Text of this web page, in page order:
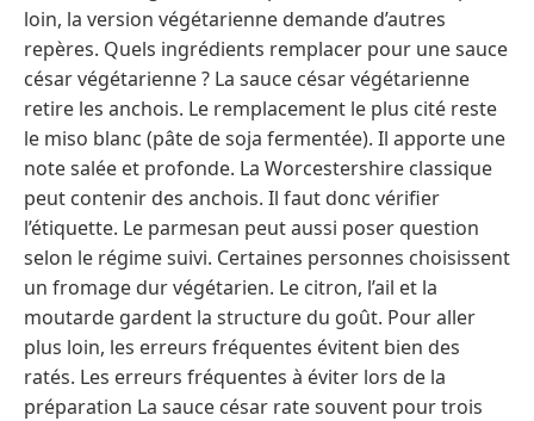
loin, la version végétarienne demande d’autres
repères. Quels ingrédients remplacer pour une sauce
césar végétarienne ? La sauce césar végétarienne
retire les anchois. Le remplacement le plus cité reste
le miso blanc (pâte de soja fermentée). Il apporte une
note salée et profonde. La Worcestershire classique
peut contenir des anchois. Il faut donc vérifier
l’étiquette. Le parmesan peut aussi poser question
selon le régime suivi. Certaines personnes choisissent
un fromage dur végétarien. Le citron, l’ail et la
moutarde gardent la structure du goût. Pour aller
plus loin, les erreurs fréquentes évitent bien des
ratés. Les erreurs fréquentes à éviter lors de la
préparation La sauce césar rate souvent pour trois